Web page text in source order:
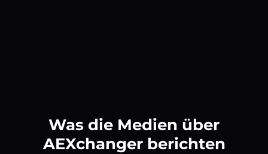
Was die Medien über
AEXchanger berichten